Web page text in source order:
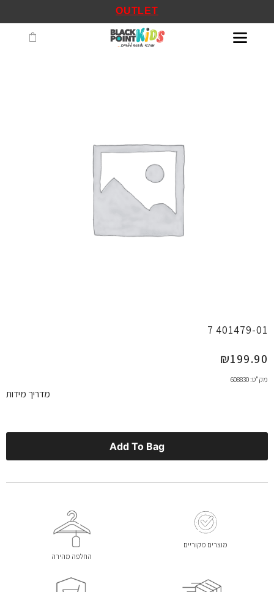
OUTLET
401479-01 7
₪199.90
מדריך מידות
מק"ט: 608830
Add To Bag
מוצרים מקוריים
החלפה מהירה